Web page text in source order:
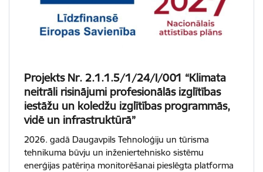
Projekts Nr. 2.1.1.5/1/24/I/001 “Klimata
neitrāli risinājumi profesionālās izglītības
iestāžu un koledžu izglītības programmās,
vidē un infrastruktūrā”
2026. gadā Daugavpils Tehnoloģiju un tūrisma
tehnikuma būvju un inženiertehnisko sistēmu
enerģijas patēriņa monitorēšanai pieslēgta platforma